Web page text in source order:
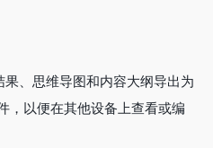
、思维导图和内容大纲导出为
，以便在其他设备上查看或编